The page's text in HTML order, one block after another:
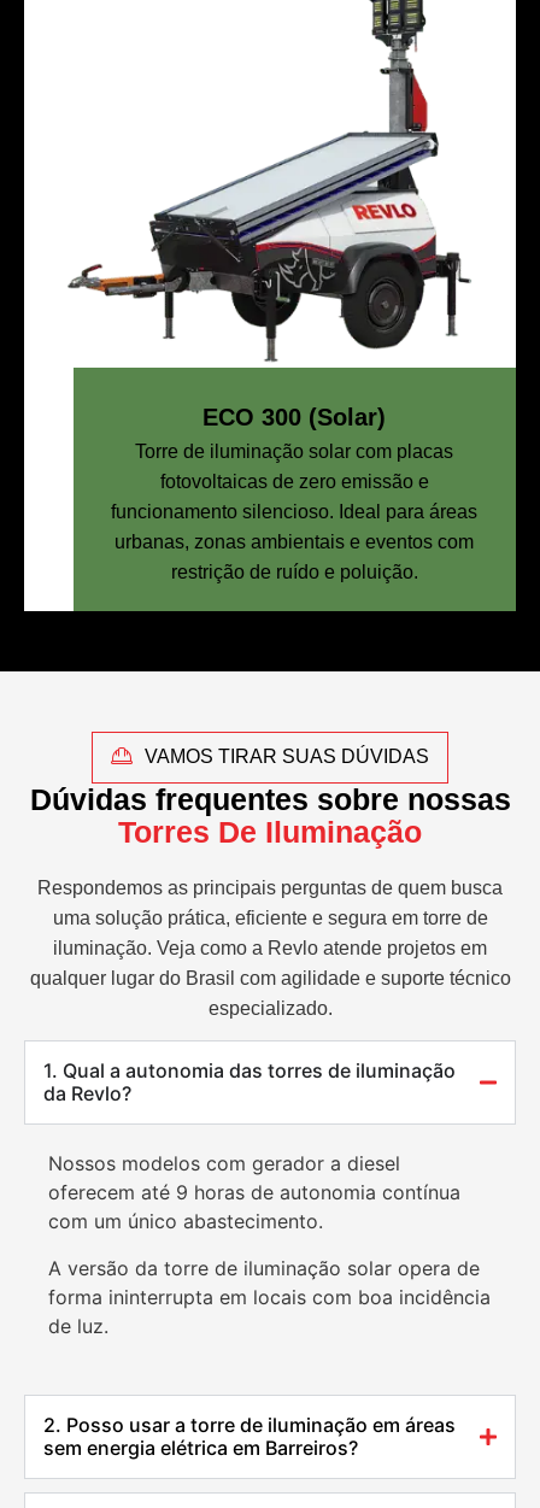
ECO 300 (Solar)
Torre de iluminação solar com placas
fotovoltaicas de zero emissão e
funcionamento silencioso. Ideal para áreas
urbanas, zonas ambientais e eventos com
restrição de ruído e poluição.
VAMOS TIRAR SUAS DÚVIDAS
Dúvidas frequentes sobre nossas
Torres De Iluminação
Respondemos as principais perguntas de quem busca
uma solução prática, eficiente e segura em torre de
iluminação. Veja como a Revlo atende projetos em
qualquer lugar do Brasil com agilidade e suporte técnico
especializado.
1. Qual a autonomia das torres de iluminação
da Revlo?
Nossos modelos com gerador a diesel
oferecem até 9 horas de autonomia contínua
com um único abastecimento.
A versão da torre de iluminação solar opera de
forma ininterrupta em locais com boa incidência
de luz.
2. Posso usar a torre de iluminação em áreas
sem energia elétrica em Barreiros?